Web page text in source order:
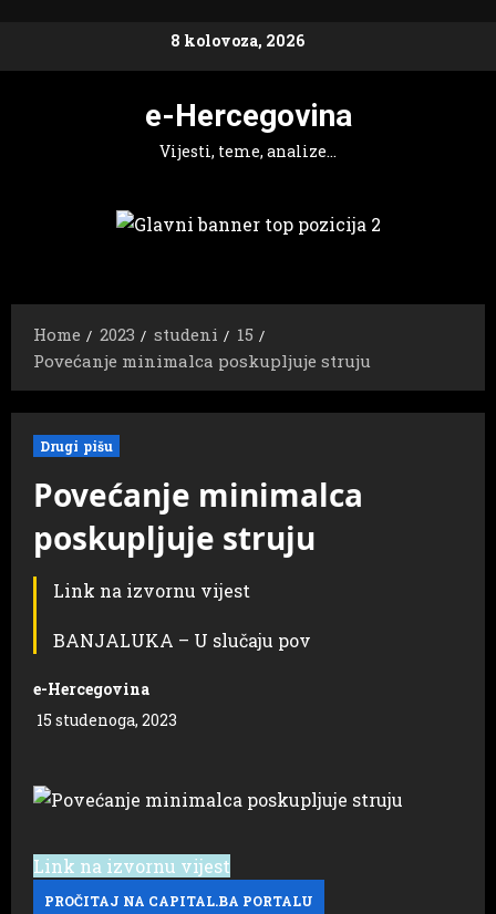
content
8 kolovoza, 2026
e-Hercegovina
Vijesti, teme, analize…
Home 2023 studeni
15
Povećanje minimalca poskupljuje struju
Drugi pišu
Povećanje minimalca
poskupljuje struju
Link na izvornu vijest
BANJALUKA – U slučaju pov
e-Hercegovina
15 studenoga, 2023
Link na izvornu vijest